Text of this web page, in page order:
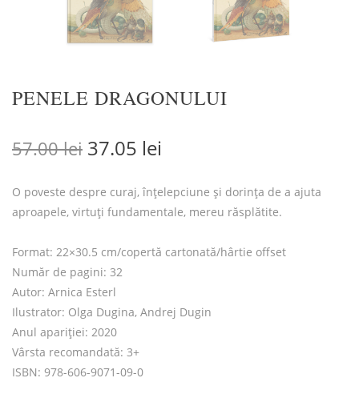
PENELE DRAGONULUI
57.00lei Prețul inițial a fost: 57.00 lei.
37.05 lei
O poveste despre curaj, înțelepciune și dorința de a ajuta
aproapele, virtuți fundamentale, mereu răsplătite.
Format: 22×30.5 cm/copertă cartonată/hârtie offset
Număr de pagini: 32
Autor: Arnica Esterl
Ilustrator: Olga Dugina, Andrej Dugin
Anul apariției: 2020
Vârsta recomandată: 3+
ISBN: 978-606-9071-09-0